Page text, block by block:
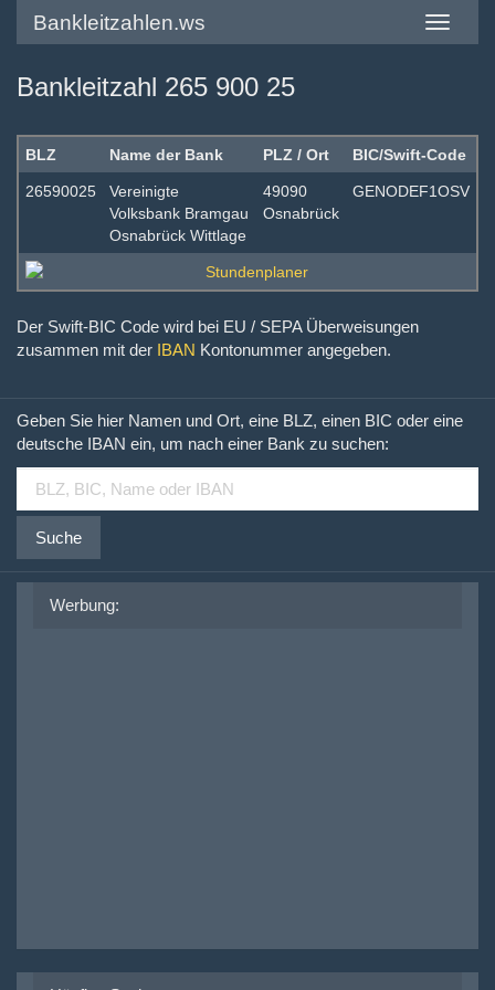
Toggle
Bankleitzahlen.ws
Bankleitzahl 265 900 25
BLZ Name der Bank PLZ / Ort BIC/Swift-Code
26590025
Vereinigte
Volksbank Bramgau
Osnabrück Wittlage
49090
Osnabrück
GENODEF1OSV
Der Swift-BIC Code wird bei EU / SEPA Überweisungen
zusammen mit der IBAN Kontonummer angegeben.
Geben Sie hier Namen und Ort, eine BLZ, einen BIC oder eine
deutsche IBAN ein, um nach einer Bank zu suchen:
Suche
Werbung: